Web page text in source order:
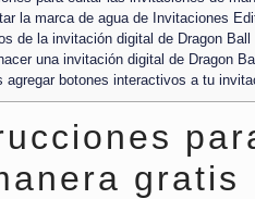
la marca de agua de Invitaciones
de la invitación digital de Dragon Ball
una invitación digital de Dragon
agregar botones interactivos a tu
gratis